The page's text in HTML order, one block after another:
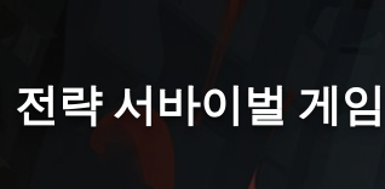
전략 서바이벌 게임